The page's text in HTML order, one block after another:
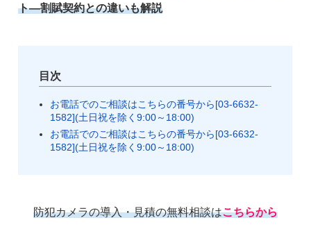
ト—割賦契約との違いも解説
目次
お電話でのご相談はこちらの番号から[03-6632-
1582](土日祝を除く9:00～18:00)
お電話でのご相談はこちらの番号から[03-6632-
1582](土日祝を除く9:00～18:00)
防犯カメラの導入・見積の無料相談はこちらから